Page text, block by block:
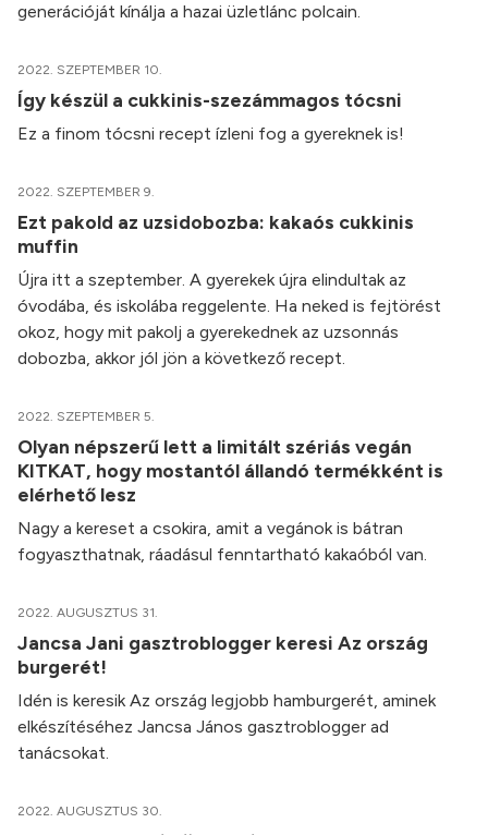
generációját kínálja a hazai üzletlánc polcain.
2022. SZEPTEMBER 10.
Így készül a cukkinis-szezámmagos tócsni
Ez a finom tócsni recept ízleni fog a gyereknek is!
2022. SZEPTEMBER 9.
Ezt pakold az uzsidobozba: kakaós cukkinis
muffin
Újra itt a szeptember. A gyerekek újra elindultak az
óvodába, és iskolába reggelente. Ha neked is fejtörést
okoz, hogy mit pakolj a gyerekednek az uzsonnás
dobozba, akkor jól jön a következő recept.
2022. SZEPTEMBER 5.
Olyan népszerű lett a limitált szériás vegán
KITKAT, hogy mostantól állandó termékként is
elérhető lesz
Nagy a kereset a csokira, amit a vegánok is bátran
fogyaszthatnak, ráadásul fenntartható kakaóból van.
2022. AUGUSZTUS 31.
Jancsa Jani gasztroblogger keresi Az ország
burgerét!
Idén is keresik Az ország legjobb hamburgerét, aminek
elkészítéséhez Jancsa János gasztroblogger ad
tanácsokat.
2022. AUGUSZTUS 30.